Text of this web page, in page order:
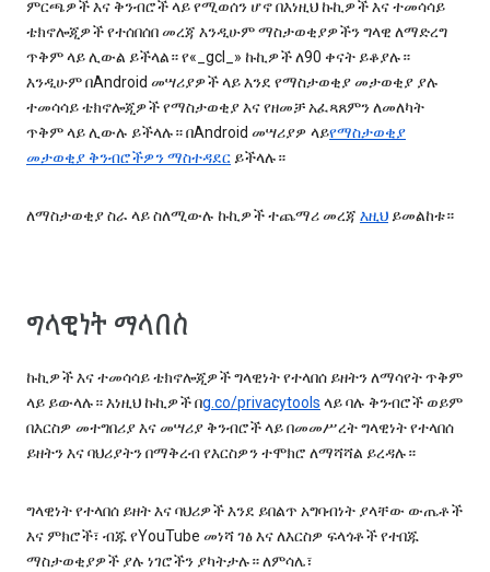
ምርጫዎች እና ቅንብሮች ላይ የሚወሰን ሆኖ በእነዚህ ኩኪዎች እና ተመሳሳይ
ቴክኖሎጂዎች የተሰበሰበ መረጃ እንዲሁም ማስታወቂያዎችን ግላዊ ለማድረግ
ጥቅም ላይ ሊውል ይችላል። የ«_gcl_» ኩኪዎች ለ90 ቀናት ይቆያሉ።
እንዲሁም በAndroid መሣሪያዎች ላይ እንደ የማስታወቂያ መታወቂያ ያሉ
ተመሳሳይ ቴክኖሎጂዎች የማስታወቂያ እና የዘመቻ አፈጻጸምን ለመለካት
ጥቅም ላይ ሊውሉ ይችላሉ። በAndroid መሣሪያዎ ላይየማስታወቂያ
መታወቂያ ቅንብሮችዎን ማስተዳደርይችላሉ።
ለማስታወቂያ ስራ ላይ ስለሚውሉ ኩኪዎች ተጨማሪ መረጃ እዚህይመልከቱ።
ግላዊነት ማላበስ
ኩኪዎች እና ተመሳሳይ ቴክኖሎጂዎች ግላዊነት የተላበሰ ይዘትን ለማሳየት ጥቅም
ላይ ይውላሉ። እነዚህ ኩኪዎች በg.co/privacytools ላይ ባሉ ቅንብሮች ወይም
በእርስዎ መተግበሪያ እና መሣሪያ ቅንብሮች ላይ በመመሥረት ግላዊነት የተላበሰ
ይዘትን እና ባህሪያትን በማቅረብ የእርስዎን ተሞክሮ ለማሻሻል ይረዳሉ።
ግላዊነት የተላበሰ ይዘት እና ባህሪዎች እንደ ይበልጥ አግባብነት ያላቸው ውጤቶች
እና ምክሮች፣ ብጁ የYouTube መነሻ ገፅ እና ለእርስዎ ፍላጎቶች የተበጁ
ማስታወቂያዎች ያሉ ነገሮችን ያካትታሉ። ለምሳሌ፣